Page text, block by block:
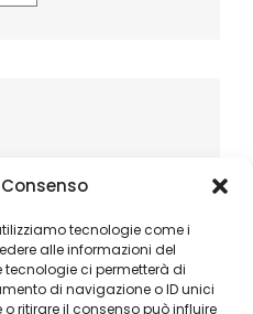
tecnologie come i
alle informazioni del
ci permetterà di
di navigazione o ID unici
ritirare il consenso può influire